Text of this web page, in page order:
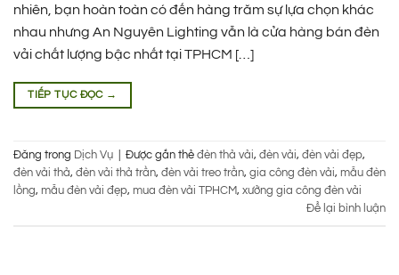
nhiên, bạn hoàn toàn có đến hàng trăm sự lựa chọn khác
nhau nhưng An Nguyên Lighting vẫn là cửa hàng bán đèn
vải chất lượng bậc nhất tại TPHCM […]
TIẾP TỤC ĐỌC →
Đăng trong Dịch Vụ Được gắn thẻ đèn thả vải, đèn vải, đèn vải đẹp,
đèn vải thả, đèn vải thả trần, đèn vải treo trần, gia công đèn vải, mẫu đèn
lồng, mẫu đèn vải đẹp, mua đèn vải TPHCM, xưởng gia công đèn vải
Để lại bình luận